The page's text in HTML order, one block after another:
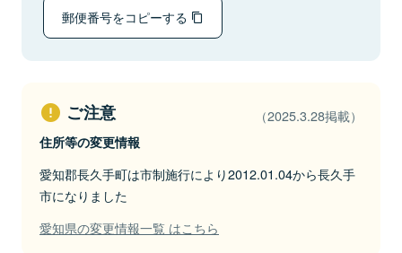
郵便番号をコピーする
ご注意 （2025.3.28掲載）
住所等の変更情報
愛知郡長久手町は市制施行により2012.01.04から長久手
市になりました
愛知県の変更情報一覧 はこちら